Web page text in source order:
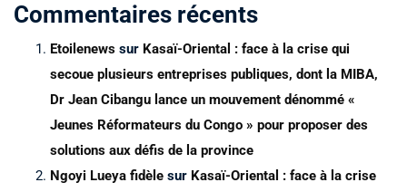
Commentaires récents
Etoilenews sur Kasaï-Oriental : face à la crise qui
secoue plusieurs entreprises publiques, dont la MIBA,
Dr Jean Cibangu lance un mouvement dénommé «
Jeunes Réformateurs du Congo » pour proposer des
solutions aux défis de la province
Ngoyi Lueya fidèle sur Kasaï-Oriental : face à la crise